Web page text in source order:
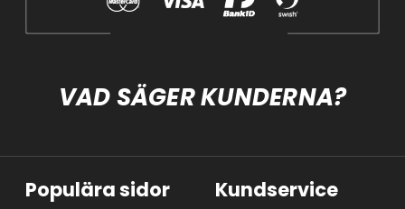
VAD SÄGER KUNDERNA?
Populära sidor Kundservice